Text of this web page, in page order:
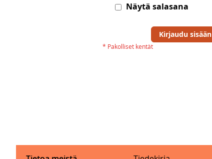
Näytä salasana
Kirjaudu sisään